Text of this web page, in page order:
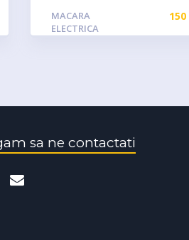
MACARA
ELECTRICA
150
sa ne contactati